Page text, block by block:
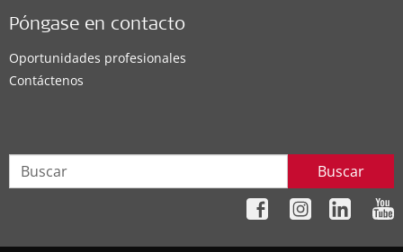
Póngase en contacto
Oportunidades profesionales
Contáctenos
Buscar